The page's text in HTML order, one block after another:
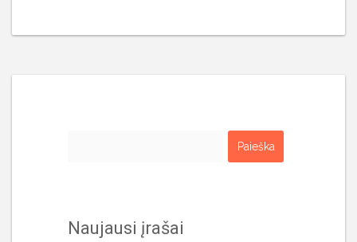
Naujausi įrašai